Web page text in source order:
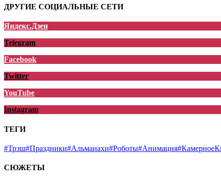
ДРУГИЕ СОЦИАЛЬНЫЕ СЕТИ
Яндекс.Дзен
Telegram
Facebook
Twitter
YouTube
Instagram
ТЕГИ
#Трэш#Праздники#Альманахи#Роботы#Анимация
СЮЖЕТЫ